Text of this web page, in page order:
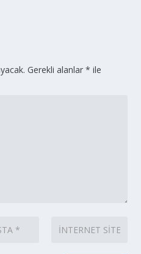
Gerekli alanlar* ile